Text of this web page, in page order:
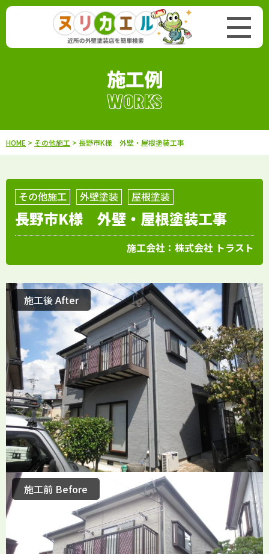
施工例
WORKS
HOME > その他施工 > 長野市K様 外壁・屋根塗装工事
その他施工 外壁塗装 屋根塗装
長野市K様 外壁・屋根塗装工事
施工会社： 株式会社 トラスト
施工前 Before
施工後 After